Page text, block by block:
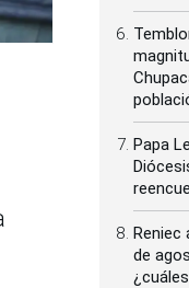
Papa
Reniec
de